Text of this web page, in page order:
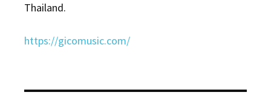
Thailand.
https://gicomusic.com/